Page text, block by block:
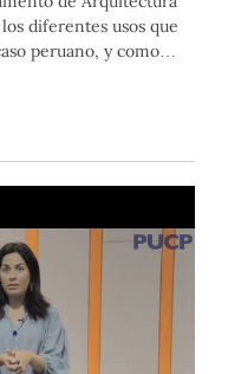
diferentes usos que
peruano, y como
desde el